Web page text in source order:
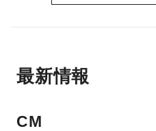
最新情報
CM